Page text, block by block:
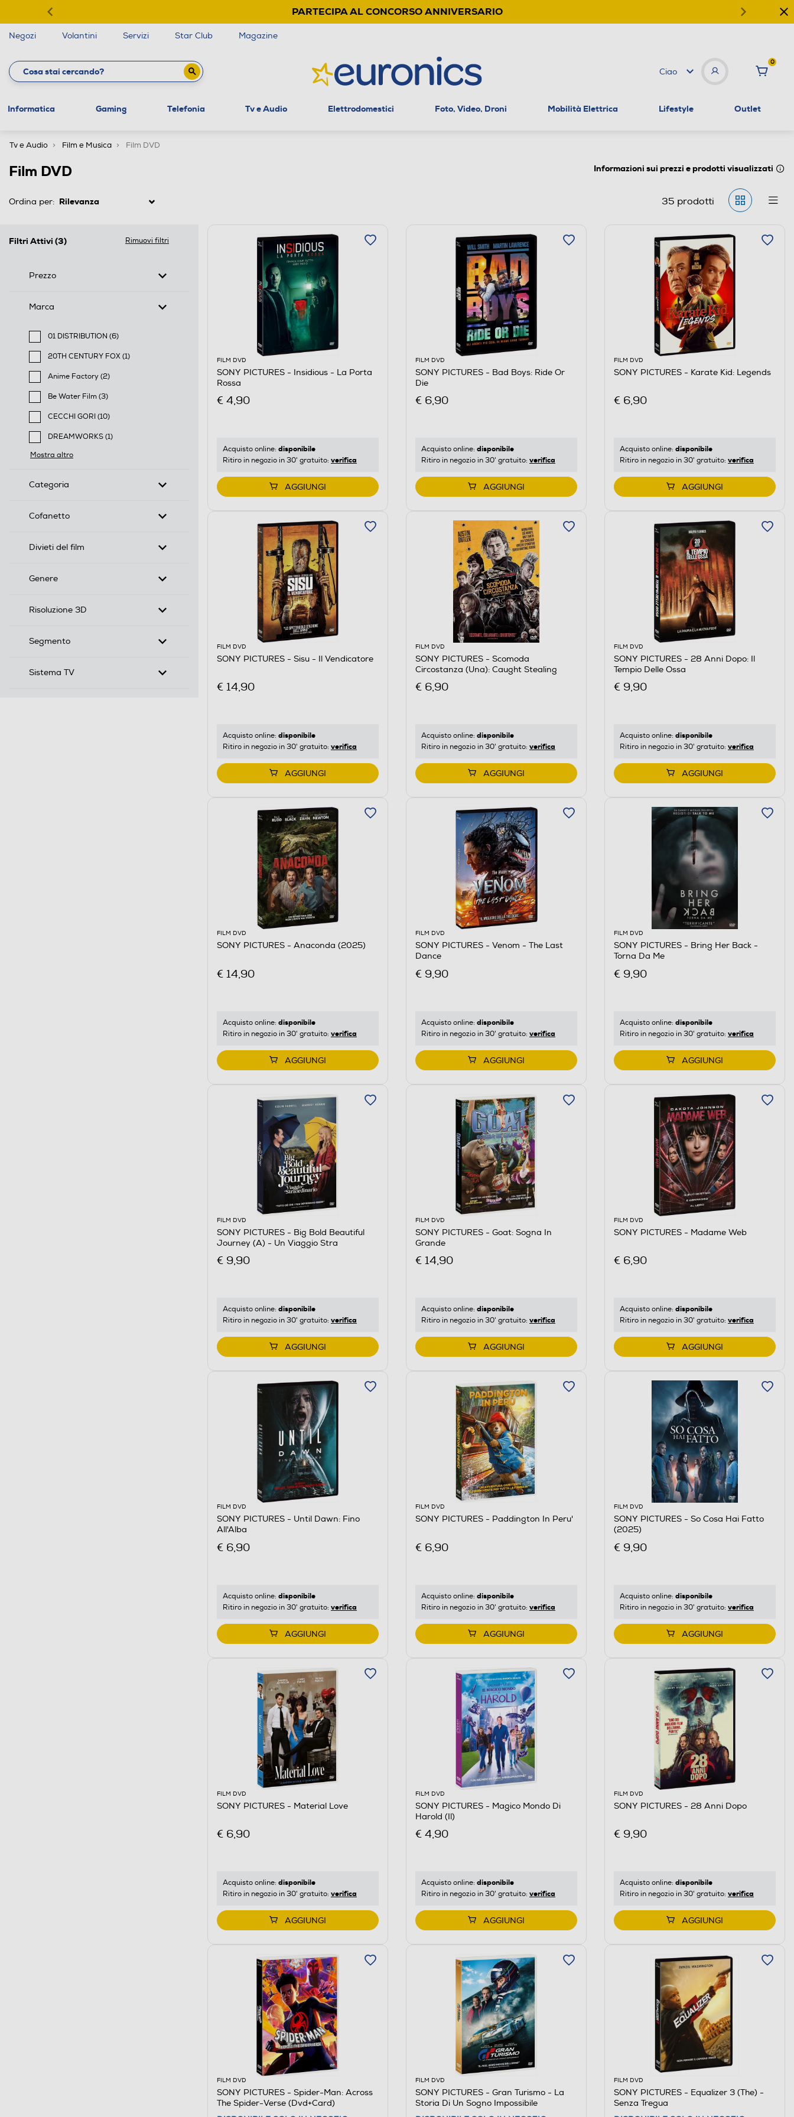
PARTECIPA AL CONCORSO ANNIVERSARIO
Negozi Volantini Servizi Star Club Magazine
Ciao
0
Informatica Gaming Telefonia Tv e Audio Elettrodomestici Foto, Video, Droni Mobilità Elettrica Lifestyle Outlet
Tv e Audio Film e Musica Film DVD
Film DVD Informazioni sui prezzi e prodotti visualizzati
Ordina per: 35 prodotti
Filtri Attivi (3) Rimuovi filtri
Prezzo
Marca
01 DISTRIBUTION (6)
Filtra per Marca: 01 DISTRIBUTION
20TH CENTURY FOX (1)
Filtra per Marca: 20TH CENTURY FOX
Anime Factory (2)
Filtra per Marca: Anime Factory
Be Water Film (3)
Filtra per Marca: Be Water Film
CECCHI GORI (10)
Filtra per Marca: CECCHI GORI
DREAMWORKS (1)
Filtra per Marca: DREAMWORKS
Mostra altro
Categoria
Cofanetto
Divieti del film
Genere
Risoluzione 3D
Segmento
Sistema TV
FILM DVD
SONY PICTURES - Insidious - La Porta
Rossa
€ 4,90
Acquisto online: disponibile
Ritiro in negozio in 30' gratuito: verifica
AGGIUNGI
FILM DVD
SONY PICTURES - Bad Boys: Ride Or
Die
€ 6,90
Acquisto online: disponibile
Ritiro in negozio in 30' gratuito: verifica
AGGIUNGI
FILM DVD
SONY PICTURES - Karate Kid: Legends
€ 6,90
Acquisto online: disponibile
Ritiro in negozio in 30' gratuito: verifica
AGGIUNGI
FILM DVD
SONY PICTURES - Sisu - Il Vendicatore
€ 14,90
Acquisto online: disponibile
Ritiro in negozio in 30' gratuito: verifica
AGGIUNGI
FILM DVD
SONY PICTURES - Scomoda
Circostanza (Una): Caught Stealing
€ 6,90
Acquisto online: disponibile
Ritiro in negozio in 30' gratuito: verifica
AGGIUNGI
FILM DVD
SONY PICTURES - 28 Anni Dopo: Il
Tempio Delle Ossa
€ 9,90
Acquisto online: disponibile
Ritiro in negozio in 30' gratuito: verifica
AGGIUNGI
FILM DVD
SONY PICTURES - Anaconda (2025)
€ 14,90
Acquisto online: disponibile
Ritiro in negozio in 30' gratuito: verifica
AGGIUNGI
FILM DVD
SONY PICTURES - Venom - The Last
Dance
€ 9,90
Acquisto online: disponibile
Ritiro in negozio in 30' gratuito: verifica
AGGIUNGI
FILM DVD
SONY PICTURES - Bring Her Back -
Torna Da Me
€ 9,90
Acquisto online: disponibile
Ritiro in negozio in 30' gratuito: verifica
AGGIUNGI
FILM DVD
SONY PICTURES - Big Bold Beautiful
Journey (A) - Un Viaggio Stra
€ 9,90
Acquisto online: disponibile
Ritiro in negozio in 30' gratuito: verifica
AGGIUNGI
FILM DVD
SONY PICTURES - Goat: Sogna In
Grande
€ 14,90
Acquisto online: disponibile
Ritiro in negozio in 30' gratuito: verifica
AGGIUNGI
FILM DVD
SONY PICTURES - Madame Web
€ 6,90
Acquisto online: disponibile
Ritiro in negozio in 30' gratuito: verifica
AGGIUNGI
FILM DVD
SONY PICTURES - Until Dawn: Fino
All'Alba
€ 6,90
Acquisto online: disponibile
Ritiro in negozio in 30' gratuito: verifica
AGGIUNGI
FILM DVD
SONY PICTURES - Paddington In Peru'
€ 6,90
Acquisto online: disponibile
Ritiro in negozio in 30' gratuito: verifica
AGGIUNGI
FILM DVD
SONY PICTURES - So Cosa Hai Fatto
(2025)
€ 9,90
Acquisto online: disponibile
Ritiro in negozio in 30' gratuito: verifica
AGGIUNGI
FILM DVD
SONY PICTURES - Material Love
€ 6,90
Acquisto online: disponibile
Ritiro in negozio in 30' gratuito: verifica
AGGIUNGI
FILM DVD
SONY PICTURES - Magico Mondo Di
Harold (Il)
€ 4,90
Acquisto online: disponibile
Ritiro in negozio in 30' gratuito: verifica
AGGIUNGI
FILM DVD
SONY PICTURES - 28 Anni Dopo
€ 9,90
Acquisto online: disponibile
Ritiro in negozio in 30' gratuito: verifica
AGGIUNGI
FILM DVD
SONY PICTURES - Spider-Man: Across
The Spider-Verse (Dvd+Card)
FILM DVD
SONY PICTURES - Gran Turismo - La
Storia Di Un Sogno Impossibile
FILM DVD
SONY PICTURES - Equalizer 3 (The) -
Senza Tregua